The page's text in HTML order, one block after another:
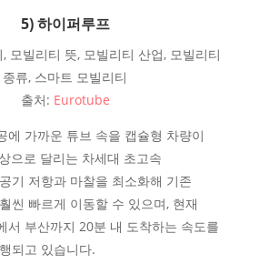
5) 하이퍼루프
출처: Eurotube
에 가까운 튜브 속을 캡슐형 차량이
으로 달리는 차세대 초고속
기 저항과 마찰을 최소화해 기존
씬 빠르게 이동할 수 있으며, 현재
서 부산까지 20분 내 도착하는 속도를
되고 있습니다.